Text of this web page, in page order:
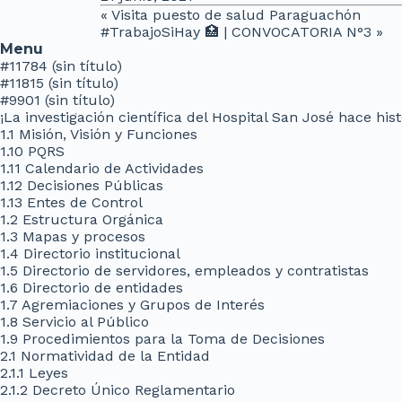
« Visita puesto de salud Paraguachón
#TrabajoSiHay 🏥 | CONVOCATORIA N°3 »
Menu
#11784 (sin título)
#11815 (sin título)
#9901 (sin título)
¡La investigación científica del Hospital San José hace
1.1 Misión, Visión y Funciones
1.10 PQRS
1.11 Calendario de Actividades
1.12 Decisiones Públicas
1.13 Entes de Control
1.2 Estructura Orgánica
1.3 Mapas y procesos
1.4 Directorio institucional
1.5 Directorio de servidores, empleados y contratistas
1.6 Directorio de entidades
1.7 Agremiaciones y Grupos de Interés
1.8 Servicio al Público
1.9 Procedimientos para la Toma de Decisiones
2.1 Normatividad de la Entidad
2.1.1 Leyes
2.1.2 Decreto Único Reglamentario